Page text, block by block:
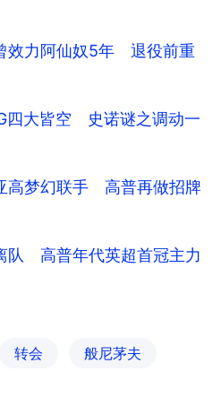
效力阿仙奴5年 退役前重
四大皆空 史诺谜之调动一
高梦幻联手 高普再做招牌
队 高普年代英超首冠主力
转会 般尼茅夫